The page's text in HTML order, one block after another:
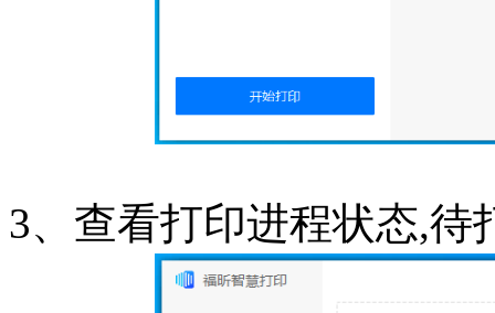
3、查看打印进程状态,待